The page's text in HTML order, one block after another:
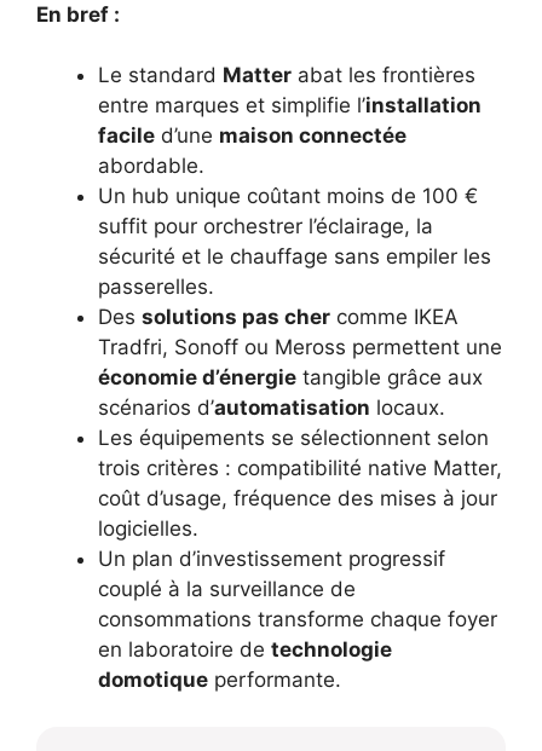
En bref :
Le standard Matter abat les frontières
entre marques et simplifie l’installation
facile d’une maison connectée
abordable.
Un hub unique coûtant moins de 100 €
suffit pour orchestrer l’éclairage, la
sécurité et le chauffage sans empiler les
passerelles.
Des solutions pas cher comme IKEA
Tradfri, Sonoff ou Meross permettent une
économie d’énergie tangible grâce aux
scénarios d’automatisation locaux.
Les équipements se sélectionnent selon
trois critères : compatibilité native Matter,
coût d’usage, fréquence des mises à jour
logicielles.
Un plan d’investissement progressif
couplé à la surveillance de
consommations transforme chaque foyer
en laboratoire de technologie
domotique performante.